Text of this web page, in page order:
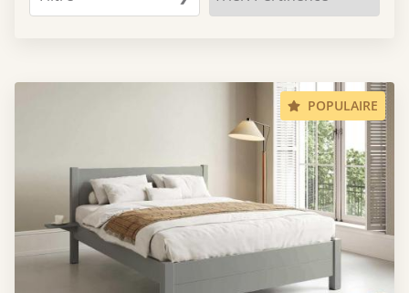
POPULAIRE